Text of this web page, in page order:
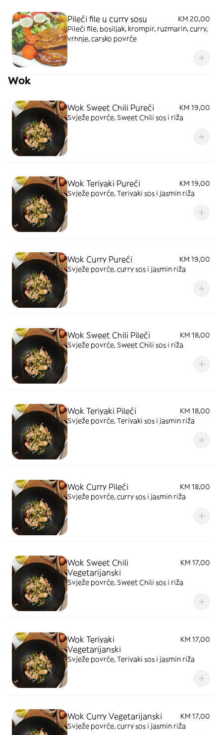
Pileći file u curry sosu
KM 20,00
Pileći file, bosiljak, krompir, ruzmarin, curry,
vrhnje, carsko povrće
Wok
Wok Sweet Chili Pureći
KM 19,00
Svježe povrće, Sweet Chili sos i riža
Wok Teriyaki Pureći
KM 19,00
Svježe povrće, Teriyaki sos i jasmin riža
Wok Curry Pureći
KM 19,00
Svježe povrće, curry sos i jasmin riža
Wok Sweet Chili Pileći
KM 18,00
Svježe povrće, Sweet Chili sos i riža
Wok Teriyaki Pileći
KM 18,00
Svježe povrće, Teriyaki sos i jasmin riža
Wok Curry Pileći
KM 18,00
Svježe povrće, curry sos i jasmin riža
Wok Sweet Chili
Vegetarijanski
KM 17,00
Svježe povrće, Sweet Chili sos i riža
Wok Teriyaki
Vegetarijanski
KM 17,00
Svježe povrće, Teriyaki sos i jasmin riža
Wok Curry Vegetarijanski
KM 17,00
Svježe povrće, curry sos i jasmin riža